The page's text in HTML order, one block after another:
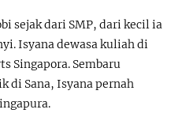
sejak dari SMP, dari kecil ia
Isyana dewasa kuliah di
Singapora. Sembaru
di Sana, Isyana pernah